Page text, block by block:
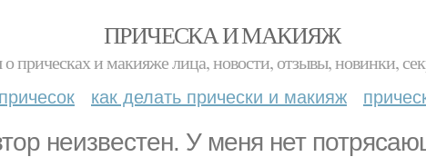
ПРИЧЕСКА И МАКИЯЖ
прическах и макияже лица, новости, отзывы, новинки,
как делать прически и макияж
неизвестен. У меня нет